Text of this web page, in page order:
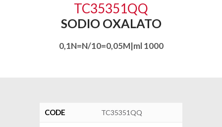
TC35351QQ
SODIO OXALATO
0,1N=N/10=0,05M|ml 1000
CODE TC35351QQ